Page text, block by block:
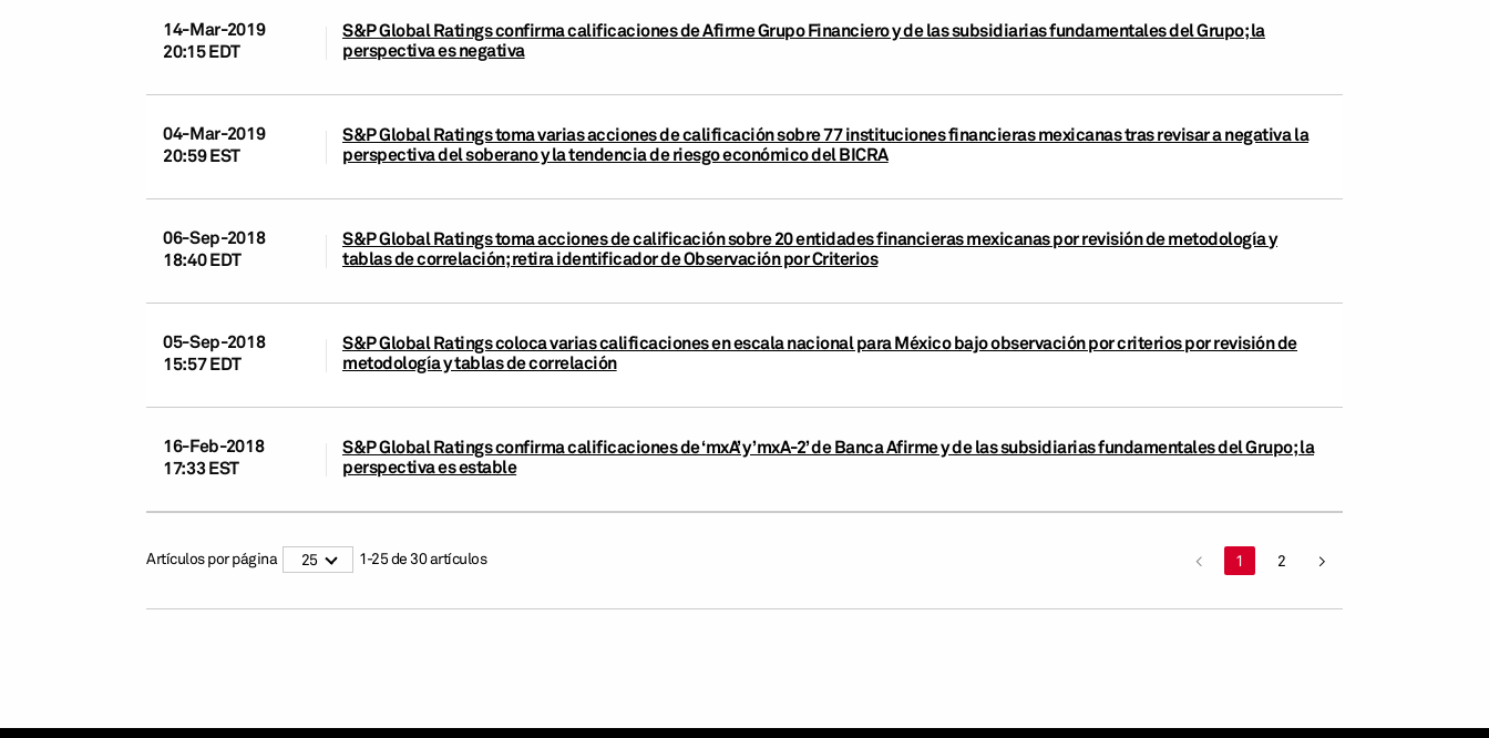
14-Mar-2019
20:15 EDT
S&P Global Ratings confirma calificaciones de Afirme Grupo Financiero y de las subsidiarias fundamentales del Grupo; la
perspectiva es negativa
04-Mar-2019
20:59 EST
S&P Global Ratings toma varias acciones de calificación sobre 77 instituciones financieras mexicanas tras revisar a negativa la
perspectiva del soberano y la tendencia de riesgo económico del BICRA
06-Sep-2018
18:40 EDT
S&P Global Ratings toma acciones de calificación sobre 20 entidades financieras mexicanas por revisión de metodología y
tablas de correlación; retira identificador de Observación por Criterios
05-Sep-2018
15:57 EDT
S&P Global Ratings coloca varias calificaciones en escala nacional para México bajo observación por criterios por revisión de
metodología y tablas de correlación
16-Feb-2018
17:33 EST
S&P Global Ratings confirma calificaciones de ‘mxA’ y ’mxA-2’ de Banca Afirme y de las subsidiarias fundamentales del Grupo; la
perspectiva es estable
Artículos por página 25 1-25de30artículos < 1 2 >